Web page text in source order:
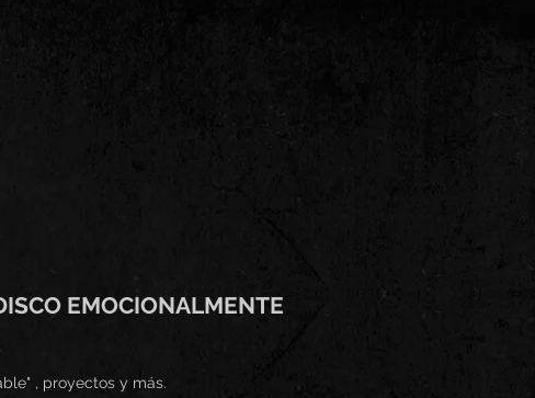
EMOCIONALMENTE
, proyectos y más.